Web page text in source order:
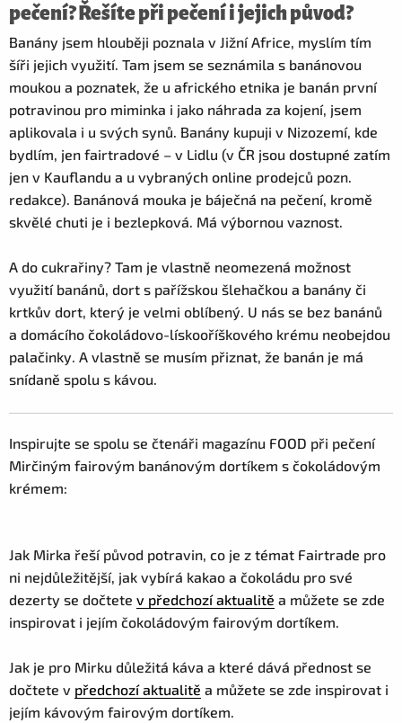
pečení? Řešíte při pečení i jejich původ?
Banány jsem hlouběji poznala v Jižní Africe, myslím tím
šíři jejich využití. Tam jsem se seznámila s banánovou
moukou a poznatek, že u afrického etnika je banán první
potravinou pro miminka i jako náhrada za kojení, jsem
aplikovala i u svých synů. Banány kupuji v Nizozemí, kde
bydlím, jen fairtradové – v Lidlu (v ČR jsou dostupné zatím
jen v Kauflandu a u vybraných online prodejců pozn.
redakce). Banánová mouka je báječná na pečení, kromě
skvělé chuti je i bezlepková. Má výbornou vaznost.
A do cukrařiny? Tam je vlastně neomezená možnost
využití banánů, dort s pařížskou šlehačkou a banány či
krtkův dort, který je velmi oblíbený. U nás se bez banánů
a domácího čokoládovo-lískooříškového krému neobejdou
palačinky. A vlastně se musím přiznat, že banán je má
snídaně spolu s kávou.
Inspirujte se spolu se čtenáři magazínu FOOD při pečení
Mirčiným fairovým banánovým dortíkem s čokoládovým
krémem:
Jak Mirka řeší původ potravin, co je z témat Fairtrade pro
ni nejdůležitější, jak vybírá kakao a čokoládu pro své
dezerty se dočtete v předchozí aktualitě a můžete se zde
inspirovat i jejím čokoládovým fairovým dortíkem.
Jak je pro Mirku důležitá káva a které dává přednost se
dočtete v předchozí aktualitě a můžete se zde inspirovat i
jejím kávovým fairovým dortíkem.